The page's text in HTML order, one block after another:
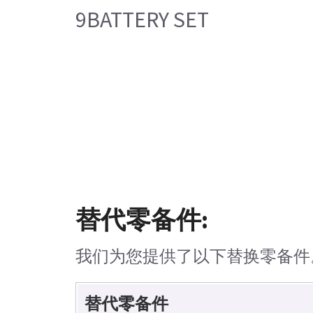
9BATTERY SET
替代零备件:
我们为您提供了以下替换零备
替代零备件